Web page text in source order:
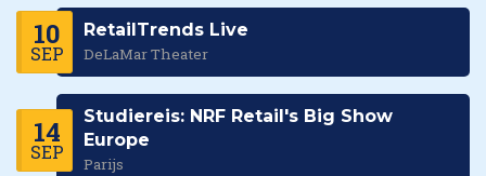
10
SEP
RetailTrends Live
DeLaMar Theater
14
SEP
Studiereis: NRF Retail's Big Show
Europe
Parijs